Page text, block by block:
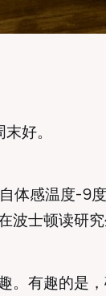
好。
体感温度-9
波士顿读研究
。有趣的是